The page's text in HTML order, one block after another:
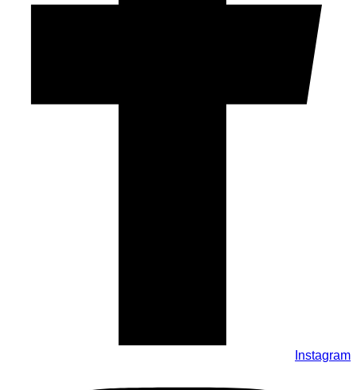
Instagram